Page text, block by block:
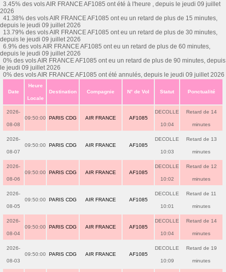
3.45% des vols AIR FRANCE AF1085 ont été à l'heure , depuis le jeudi 09 juillet
2026
41.38% des vols AIR FRANCE AF1085 ont eu un retard de plus de 15 minutes,
depuis le jeudi 09 juillet 2026
13.79% des vols AIR FRANCE AF1085 ont eu un retard de plus de 30 minutes,
depuis le jeudi 09 juillet 2026
6.9% des vols AIR FRANCE AF1085 ont eu un retard de plus de 60 minutes,
depuis le jeudi 09 juillet 2026
0% des vols AIR FRANCE AF1085 ont eu un retard de plus de 90 minutes, depuis
le jeudi 09 juillet 2026
0% des vols AIR FRANCE AF1085 ont été annulés, depuis le jeudi 09 juillet 2026
Date
Heure
Locale
Destination Compagnie N° de Vol Statut Ponctualité
2026-
08-08
09:50:00 PARIS CDG AIR FRANCE AF1085
DECOLLE
10:04
Retard de 14
minutes
2026-
08-07
09:50:00 PARIS CDG AIR FRANCE AF1085
DECOLLE
10:03
Retard de 13
minutes
2026-
08-06
09:50:00 PARIS CDG AIR FRANCE AF1085
DECOLLE
10:02
Retard de 12
minutes
2026-
08-05
09:50:00 PARIS CDG AIR FRANCE AF1085
DECOLLE
10:01
Retard de 11
minutes
2026-
08-04
09:50:00 PARIS CDG AIR FRANCE AF1085
DECOLLE
10:04
Retard de 14
minutes
2026-
08-03
09:50:00 PARIS CDG AIR FRANCE AF1085
DECOLLE
10:09
Retard de 19
minutes